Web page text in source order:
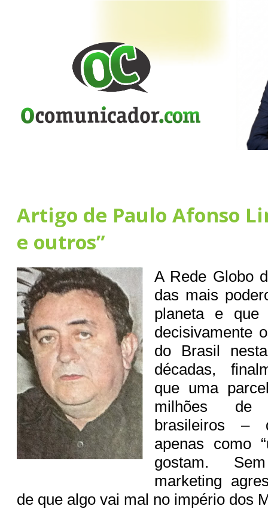
Artigo de Paulo Afonso
e outros”
A Rede Globo
das mais
planeta e que
decisivamente
do Brasil
décadas,
que uma
milhões de
brasileiros –
apenas como
gostam.
marketing
de que algo vai mal no império dos